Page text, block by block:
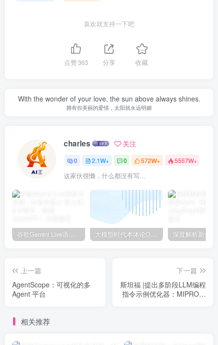
喜欢就支持一下吧
点赞363 分享 收藏
With the wonder of your love, the sun above always shines.
拥有你美丽的爱情，太阳就永远明媚
charles 关注
0 2.1W+ 0 572W+ 5557W+
这家伙很懒，什么都没有写...
谷歌Gemini Live语音大升级：AI语音进入“拟人化2.0”时代，剑指ChatGPT！ 大模型时代本体论Ontology驱动的AI知识引擎助力企业智能决策系统的未来进化-一篇献给企业董事会和CIO的深度思考(第一篇)
上一篇
AgentScope：可视化的多
Agent 平台
下一篇
斯坦福 |提出多阶段LLM编程
指令示例优化器：MIPRO，
相关推荐